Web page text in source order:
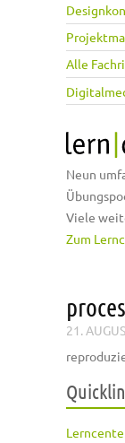
Alle
Neun
Viele
Zum
21.